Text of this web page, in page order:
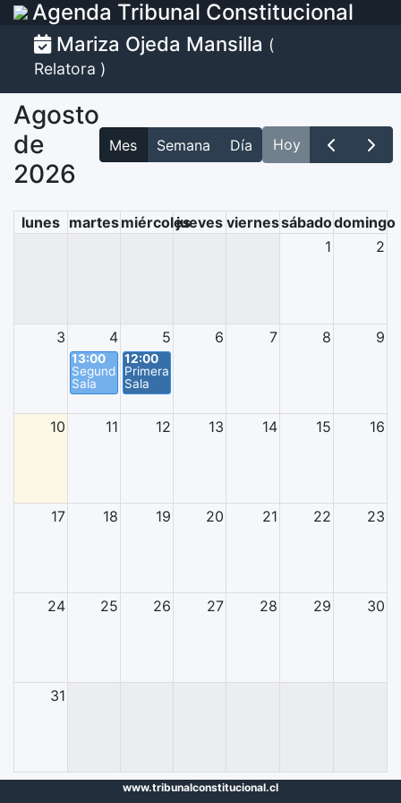
Agenda Tribunal Constitucional
Mariza Ojeda Mansilla (
Relatora )
agosto
de
2026
Mes Semana Día Hoy
lunes martesmiércolesjueves viernessábadodomingo
1
2
3 4 5 6 7 8 9
13:00
Segunda
Sala
12:00
Primera
Sala
10 11 12 13 14 15 16
17 18 19 20 21 22 23
24 25 26 27 28 29 30
31
www.tribunalconstitucional.cl